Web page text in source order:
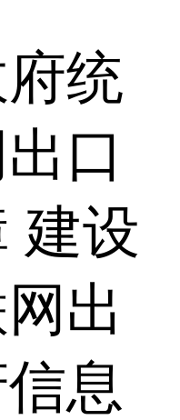
统
口
建设
出
息